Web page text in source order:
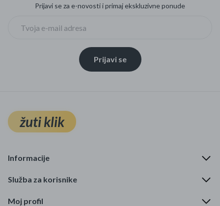
Čišćenje zaliha
Kišobrani akcija
Ograničena cijena
Najpopularniji proizvodi
Roba s greškom
Prijavi se za e-novosti i primaj ekskluzivne ponude
Prijavi se
žuti klik
Informacije
Služba za korisnike
Moj profil